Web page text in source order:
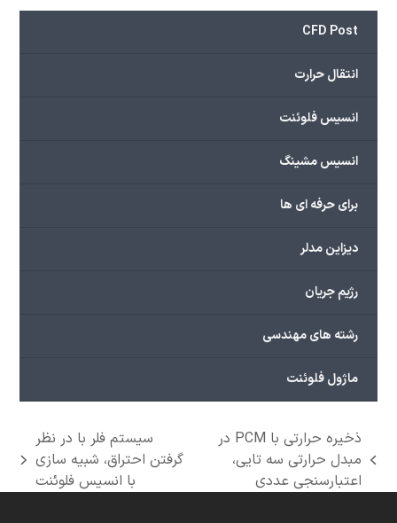
CFD Post
انتقال حرارت
انسیس فلوئنت
انسیس مشینگ
برای حرفه ای ها
دیزاین مدلر
رژیم جریان
رشته های مهندسی
ماژول فلوئنت
previous
post:
ذخیره حرارتی با PCM در
مبدل حرارتی سه تایی،
اعتبارسنجی عددی
next
post:
سیستم فلر با در نظر
گرفتن احتراق، شبیه سازی
با انسیس فلوئنت